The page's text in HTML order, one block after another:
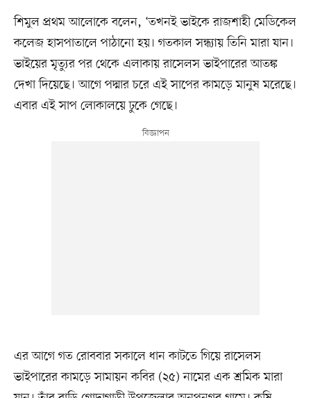
শিমুল প্রথম আলোকে বলেন, ‘তখনই ভাইকে রাজশাহী মেডিকেল
কলেজ হাসপাতালে পাঠানো হয়। গতকাল সন্ধ্যায় তিনি মারা যান।
ভাইয়ের মৃত্যুর পর থেকে এলাকায় রাসেলস ভাইপারের আতঙ্ক
দেখা দিয়েছে। আগে পদ্মার চরে এই সাপের কামড়ে মানুষ মরেছে।
এবার এই সাপ লোকালয়ে ঢুকে গেছে।
এর আগে গত রোববার সকালে ধান কাটতে গিয়ে রাসেলস
ভাইপারের কামড়ে সামায়ন কবির (২৫) নামের এক শ্রমিক মারা